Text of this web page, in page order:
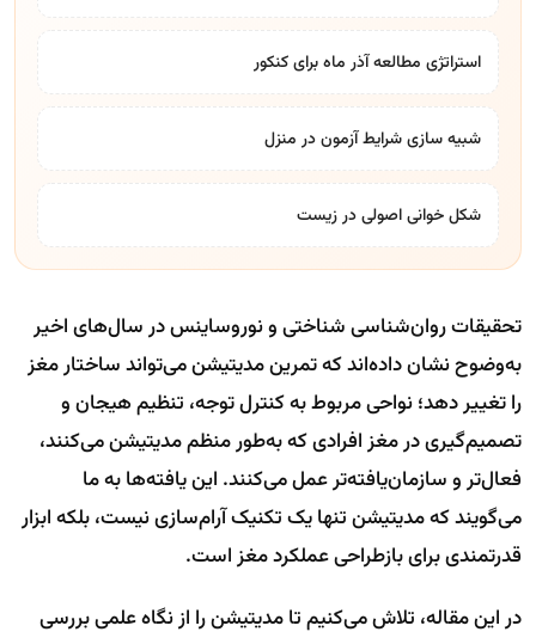
استراتژی مطالعه آذر ماه برای کنکور
شبیه سازی شرایط آزمون در منزل
شکل خوانی اصولی در زیست
تحقیقات روان‌شناسی شناختی و نوروساینس در سال‌های اخیر
به‌وضوح نشان داده‌اند که تمرین مدیتیشن می‌تواند ساختار مغز
را تغییر دهد؛ نواحی مربوط به کنترل توجه، تنظیم هیجان و
تصمیم‌گیری در مغز افرادی که به‌طور منظم مدیتیشن می‌کنند،
فعال‌تر و سازمان‌یافته‌تر عمل می‌کنند. این یافته‌ها به ما
می‌گویند که مدیتیشن تنها یک تکنیک آرام‌سازی نیست، بلکه ابزار
قدرتمندی برای بازطراحی عملکرد مغز است.
در این مقاله، تلاش می‌کنیم تا مدیتیشن را از نگاه علمی بررسی